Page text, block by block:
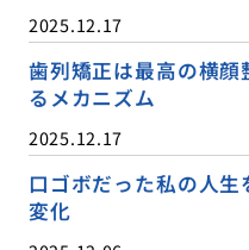
2025.12.17
歯列矯正は最高の横
るメカニズム
2025.12.17
口ゴボだった私の人
変化